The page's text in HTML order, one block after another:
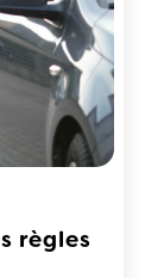
règles